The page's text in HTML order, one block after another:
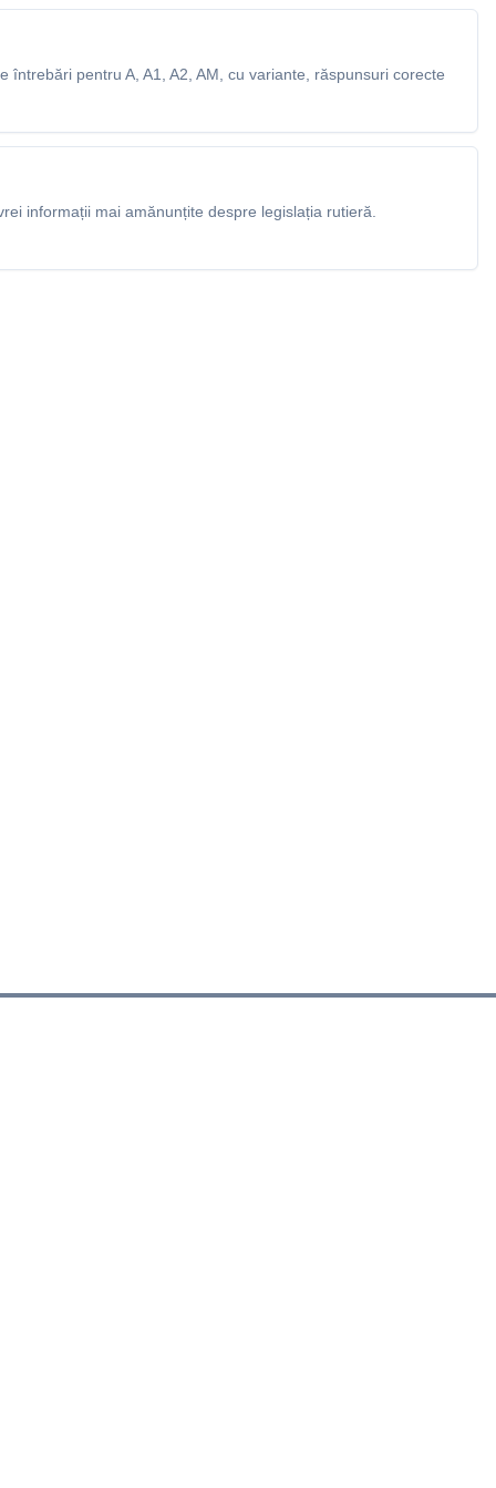
întrebări pentru A, A1, A2, AM, cu variante, răspunsuri corecte
informații mai amănunțite despre legislația rutieră.